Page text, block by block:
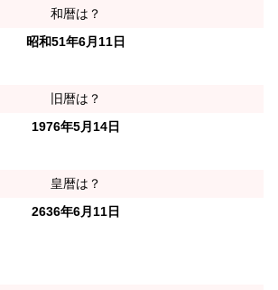
和暦は？
昭和51年6月11日
旧暦は？
1976年5月14日
皇暦は？
2636年6月11日